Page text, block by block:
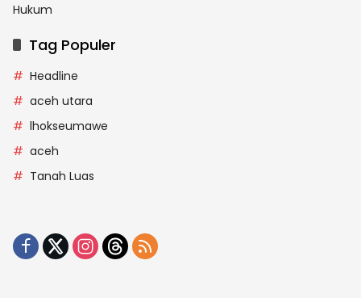
Hukum
Tag Populer
Headline
aceh utara
lhokseumawe
aceh
Tanah Luas